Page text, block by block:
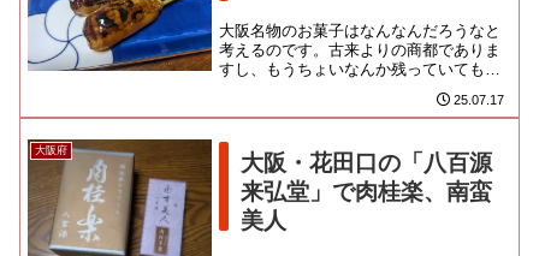
大阪名物のお菓子はなんなんだろうなと
考えるのです。古来よりの商都でありま
すし、もうちょいなんか残っていてもい
いんじゃないかと思うのだけど、お江戸
同様に都市としての規模が大き... 25.07.17
大阪府
大阪・花田口の「八百源
来弘堂」で肉桂楽、南蛮
美人